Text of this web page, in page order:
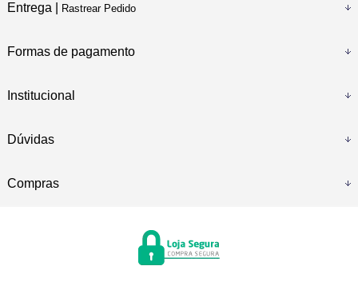
Entrega | Rastrear Pedido
Formas de pagamento
Institucional
Dúvidas
Compras